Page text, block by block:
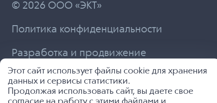
© 2026 ООО «ЭКТ»
Политика конфиденциальности
Разработка и продвижение
Этот сайт использует файлы cookie для хранения
данных и сервисы статистики.
Продолжая использовать сайт, вы даете свое